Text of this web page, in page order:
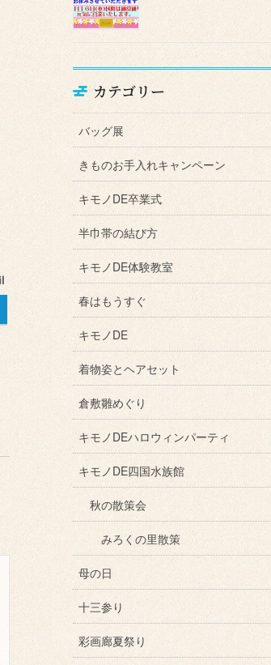
カテゴリー
バッグ展
きものお手入れキャンペーン
キモノDE卒業式
半巾帯の結び方
キモノDE体験教室
春はもうすぐ
キモノDE
着物姿とヘアセット
倉敷雛めぐり
キモノDEハロウィンパーティ
キモノDE四国水族館
秋の散策会
みろくの里散策
母の日
十三参り
彩画廊夏祭り